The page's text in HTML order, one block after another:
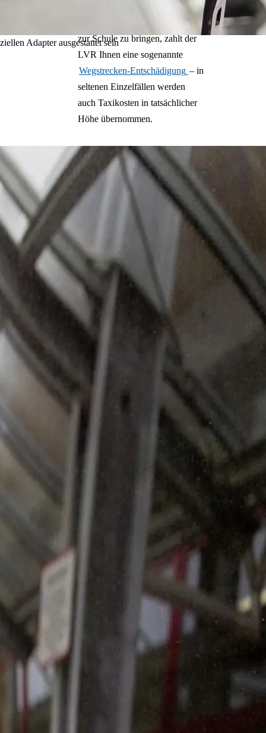
Möglichkeit besteht, Ihr Kind mit
einem geeigneten eigenen PKW
zur Schule zu bringen, zahlt der
LVR Ihnen eine sogenannte
Wegstrecken-Entschädigung – in
seltenen Einzelfällen werden
auch Taxikosten in tatsächlicher
Höhe übernommen.
Adapter ausgestattet sein